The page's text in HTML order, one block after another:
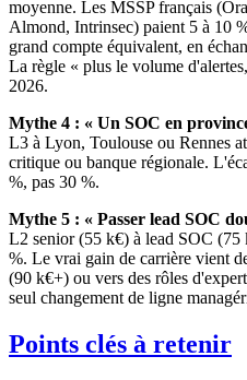
moyenne. Les MSSP français
Almond, Intrinsec) paient 5 à 10
grand compte équivalent, en
La règle « plus le volume
2026.
Mythe 4 : « Un SOC en
L3 à Lyon, Toulouse ou Rennes
critique ou banque régionale.
%, pas 30 %.
Mythe 5 : « Passer lead SOC
L2 senior (55 k€) à lead SOC (75
%. Le vrai gain de carrière vient
(90 k€+) ou vers des rôles
seul changement de ligne
Points clés à retenir